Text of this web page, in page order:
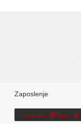
Zaposlenje
Naslovnica Razno